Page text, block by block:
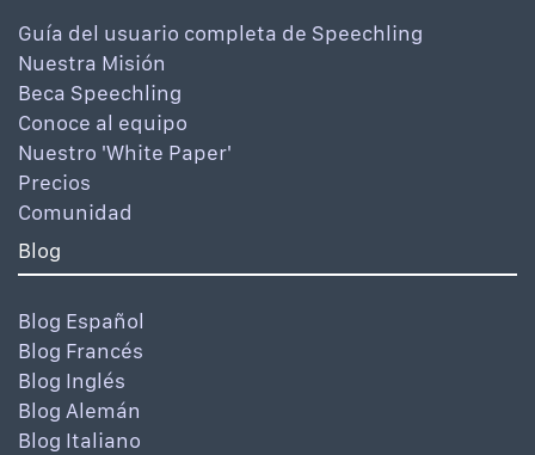
Guía del usuario completa de Speechling
Nuestra Misión
Beca Speechling
Conoce al equipo
Nuestro 'White Paper'
Precios
Comunidad
Blog
Blog Español
Blog Francés
Blog Inglés
Blog Alemán
Blog Italiano